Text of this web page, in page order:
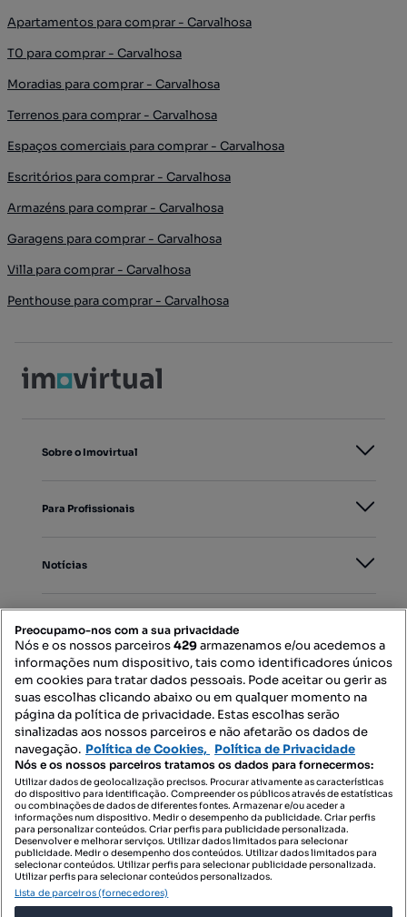
Apartamentos para comprar - Carvalhosa
T0 para comprar - Carvalhosa
Moradias para comprar - Carvalhosa
Terrenos para comprar - Carvalhosa
Espaços comerciais para comprar - Carvalhosa
Escritórios para comprar - Carvalhosa
Armazéns para comprar - Carvalhosa
Garagens para comprar - Carvalhosa
Villa para comprar - Carvalhosa
Penthouse para comprar - Carvalhosa
Sobre o Imovirtual
Para Profissionais
Notícias
Mapa do Site
Contacte-nos
SIGA-NOS:
DESCARREGAR NA:
Preocupamo-nos com a sua privacidade
Nós e os nossos parceiros429armazenamos e/ou acedemos a
informações num dispositivo, tais como identificadores únicos
em cookies para tratar dados pessoais. Pode aceitar ou gerir as
suas escolhas clicando abaixo ou em qualquer momento na
página da política de privacidade. Estas escolhas serão
sinalizadas aos nossos parceiros e não afetarão os dados de
navegação. Política de Cookies, Política de Privacidade
Nós e os nossos parceiros tratamos os dados para fornecermos:
Utilizar dados de geolocalização precisos. Procurar ativamente as características
do dispositivo para identificação. Compreender os públicos através de estatísticas
ou combinações de dados de diferentes fontes. Armazenar e/ou aceder a
informações num dispositivo. Medir o desempenho da publicidade. Criar perfis
para personalizar conteúdos. Criar perfis para publicidade personalizada.
Desenvolver e melhorar serviços. Utilizar dados limitados para selecionar
publicidade. Medir o desempenho dos conteúdos. Utilizar dados limitados para
selecionar conteúdos. Utilizar perfis para selecionar publicidade personalizada.
Utilizar perfis para selecionar conteúdos personalizados.
Lista de parceiros (fornecedores)